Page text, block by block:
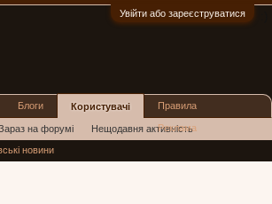
Увійти або зареєструватися
Блоги Користувачі
на форумі Нещодавня активність
Правила
Реклама
новини